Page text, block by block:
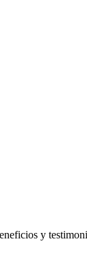
y